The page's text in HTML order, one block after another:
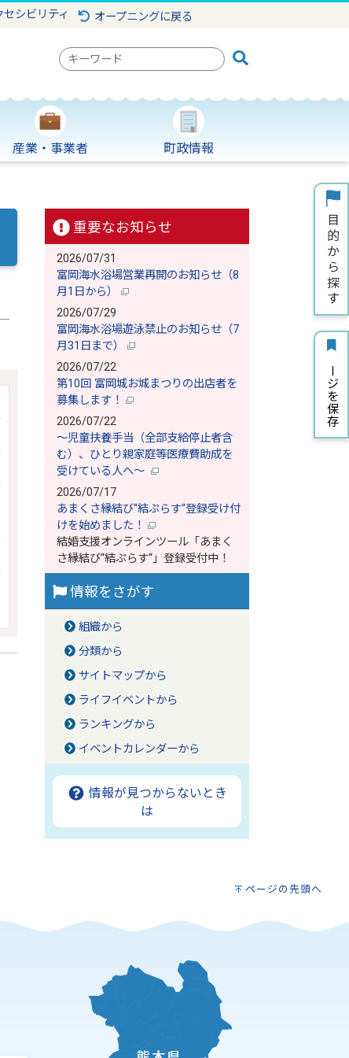
セシビリティ オープニングに戻る
検
キ
ー
ワ
ー
産業・事業者 町政情報
重要なお知らせ
2026/07/31
富岡海水浴場営業再開のお知らせ（8
月1日から）
2026/07/29
富岡海水浴場遊泳禁止のお知らせ（7
月31日まで）
2026/07/22
第10回 富岡城お城まつりの出店者を
募集します！
2026/07/22
～児童扶養手当（全部支給停止者含
む）、ひとり親家庭等医療費助成を
受けている人へ～
2026/07/17
あまくさ縁結び‘‘結ぷらす‘‘登録受け付
けを始めました！
結婚支援オンラインツール「あまく
さ縁結び‘‘結ぷらす‘‘」登録受付中！
情報をさがす
組織から
分類から
サイトマップから
ライフイベントから
ランキングから
イベントカレンダーから
情報が見つからないとき
は
ページの先頭へ
ページを保存